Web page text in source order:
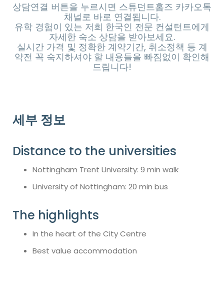
상담연결 버튼을 누르시면 스튜던트홈즈 카카오톡
채널로 바로 연결됩니다.
유학 경험이 있는 저희 한국인 전문 컨설턴트에게
자세한 숙소 상담을 받아보세요.
실시간 가격 및 정확한 계약기간, 취소정책 등 계
약전 꼭 숙지하셔야 할 내용들을 빠짐없이 확인해
드립니다!
세부 정보
Distance to the universities
Nottingham Trent University: 9 min walk
University of Nottingham: 20 min bus
The highlights
In the heart of the City Centre
Best value accommodation